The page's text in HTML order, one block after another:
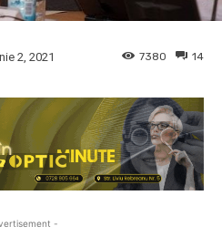
2, 2021 14
7380
-